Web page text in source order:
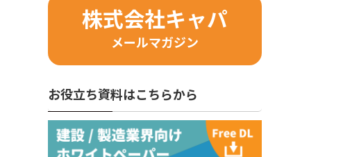
株式会社キャパ
メールマガジン
お役立ち資料はこちらから